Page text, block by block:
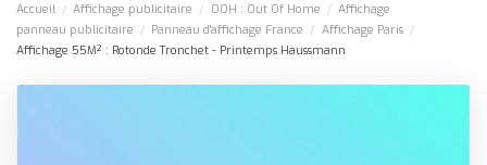
Accueil Affichage publicitaire OOH : Out Of Home
Affichage
panneau publicitaire
Panneau d'affichage France
Affichage Paris
Affichage 55M² : Rotonde Tronchet - Printemps Haussmann